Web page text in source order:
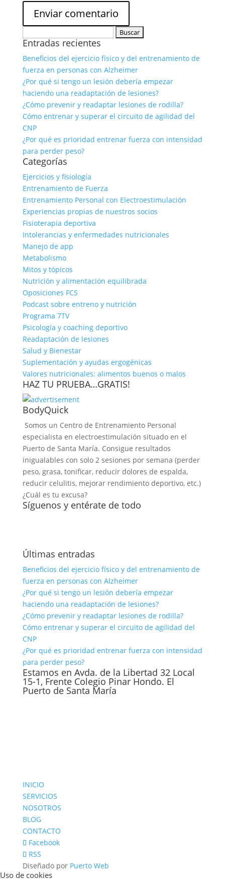
Entradas recientes
Beneficios del ejercicio físico y del entrenamiento de
fuerza en personas con Alzheimer
¿Por qué si tengo un lesión debería empezar
haciendo una readaptación de lesiones?
¿Cómo prevenir y readaptar lesiones de rodilla?
Cómo entrenar y superar el circuito de agilidad del
CNP
¿Por qué es prioridad entrenar fuerza con intensidad
para perder peso?
Categorías
Ejercicios y fisiología
Entrenamiento de Fuerza
Entrenamiento Personal con Electroestimulación
Experiencias propias de nuestros socios
Fisioterapia deportiva
Intolerancias y enfermedades nutricionales
Manejo de app
Metabolismo
Mitos y tópicos
Nutrición y alimentación equilibrada
Oposiciones FCS
Podcast sobre entreno y nutrición
Programa 7TV
Psicología y coaching deportivo
Readaptación de lesiones
Salud y Bienestar
Suplementación y ayudas ergogénicas
Valores nutricionales: alimentos buenos o malos
HAZ TU PRUEBA…GRATIS!
BodyQuick
Somos un Centro de Entrenamiento Personal
especialista en electroestimulación situado en el
Puerto de Santa María. Consigue resultados
inigualables con solo 2 sesiones por semana (perder
peso, grasa, tonificar, reducir dolores de espalda,
reducir celulitis, mejorar rendimiento deportivo, etc.)
¿Cuál es tu excusa?
Síguenos y entérate de todo
Últimas entradas
Beneficios del ejercicio físico y del entrenamiento de
fuerza en personas con Alzheimer
¿Por qué si tengo un lesión debería empezar
haciendo una readaptación de lesiones?
¿Cómo prevenir y readaptar lesiones de rodilla?
Cómo entrenar y superar el circuito de agilidad del
CNP
¿Por qué es prioridad entrenar fuerza con intensidad
para perder peso?
Estamos en Avda. de la Libertad 32 Local
15-1, Frente Colegio Pinar Hondo. El
Puerto de Santa María
INICIO
SERVICIOS
NOSOTROS
BLOG
CONTACTO
Facebook
RSS
Diseñado por Puerto Web
Uso de cookies